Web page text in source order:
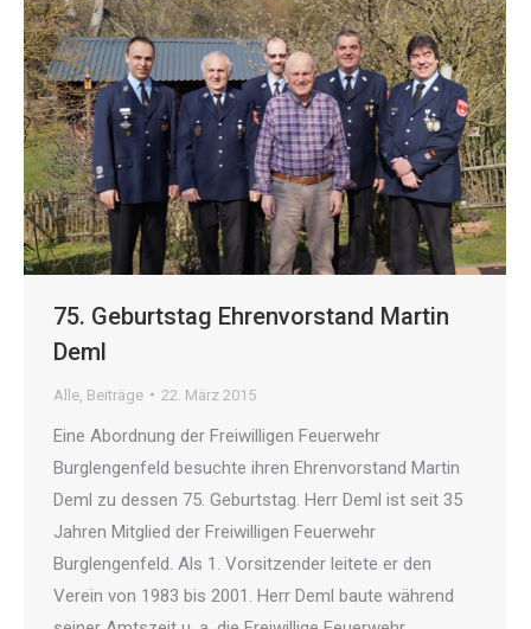
75. Geburtstag Ehrenvorstand Martin
Deml
Alle Beiträge 22. März 2015
Eine Abordnung der Freiwilligen Feuerwehr
Burglengenfeld besuchte ihren Ehrenvorstand Martin
Deml zu dessen 75. Geburtstag. Herr Deml ist seit 35
Jahren Mitglied der Freiwilligen Feuerwehr
Burglengenfeld. Als 1. Vorsitzender leitete er den
Verein von 1983 bis 2001. Herr Deml baute während